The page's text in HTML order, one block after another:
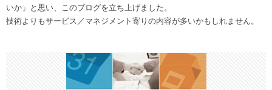
いか」と思い、このブログを立ち上げました。
技術よりもサービス／マネジメント寄りの内容が多いかもしれません。